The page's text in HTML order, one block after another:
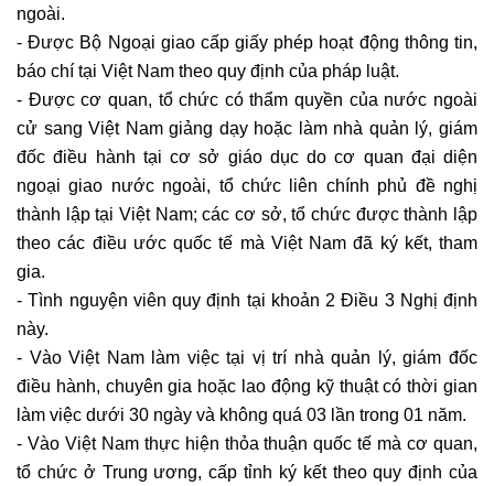
ngoài.
- Được Bộ Ngoại giao cấp giấy phép hoạt động thông tin,
báo chí tại Việt Nam theo quy định của pháp luật.
- Được cơ quan, tổ chức có thẩm quyền của nước ngoài
cử sang Việt Nam giảng dạy hoặc làm nhà quản lý, giám
đốc điều hành tại cơ sở giáo dục do cơ quan đại diện
ngoại giao nước ngoài, tổ chức liên chính phủ đề nghị
thành lập tại Việt Nam; các cơ sở, tổ chức được thành lập
theo các điều ước quốc tế mà Việt Nam đã ký kết, tham
gia.
- Tình nguyện viên quy định tại khoản 2 Điều 3 Nghị định
này.
- Vào Việt Nam làm việc tại vị trí nhà quản lý, giám đốc
điều hành, chuyên gia hoặc lao động kỹ thuật có thời gian
làm việc dưới 30 ngày và không quá 03 lần trong 01 năm.
- Vào Việt Nam thực hiện thỏa thuận quốc tế mà cơ quan,
tổ chức ở Trung ương, cấp tỉnh ký kết theo quy định của